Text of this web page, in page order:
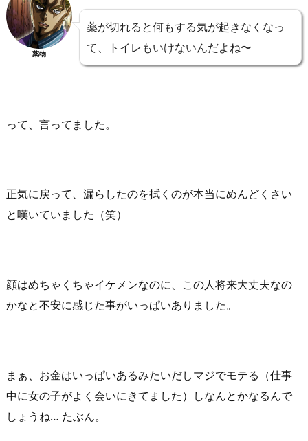
薬物
薬が切れると何もする気が起きなくなっ
て、トイレもいけないんだよね〜
って、言ってました。
正気に戻って、漏らしたのを拭くのが本当にめんどくさい
と嘆いていました（笑）
顔はめちゃくちゃイケメンなのに、この人将来大丈夫なの
かなと不安に感じた事がいっぱいありました。
まぁ、お金はいっぱいあるみたいだしマジでモテる（仕事
中に女の子がよく会いにきてました）しなんとかなるんで
しょうね… たぶん。